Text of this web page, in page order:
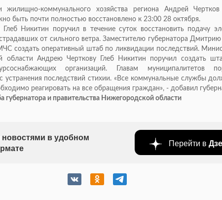
жилищно-коммунального хозяйства региона Андрей
быть почти полностью восстановлено к 23:00 28 октября.
Никитин поручил в течение суток восстановить подачу
от сильного ветра. Заместителю губернатора
создать оперативный штаб по ликвидации последствий.
Андрею Черткову Глеб Никитин поручил создать
организаций. Главам муниципалитетов
устранения последствий стихии. «Все коммунальные службы
реагировать на все обращения граждан», - добавил
губернатора и правительства Нижегородской области
в удобном
Перейти в